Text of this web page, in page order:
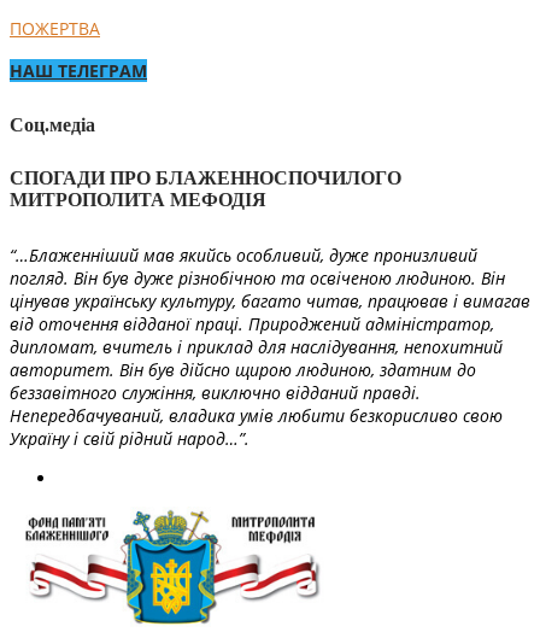
ПОЖЕРТВА
НАШ ТЕЛЕГРАМ
Соц.медіа
СПОГАДИ ПРО БЛАЖЕННОСПОЧИЛОГО
МИТРОПОЛИТА МЕФОДІЯ
“…Блаженніший мав якийсь особливий, дуже пронизливий
погляд. Він був дуже різнобічною та освіченою людиною. Він
цінував українську культуру, багато читав, працював і вимагав
від оточення відданої праці. Природжений адміністратор,
дипломат, вчитель і приклад для наслідування, непохитний
авторитет. Він був дійсно щирою людиною, здатним до
беззавітного служіння, виключно відданий правді.
Непередбачуваний, владика умів любити безкорисливо свою
Україну і свій рідний народ…”.